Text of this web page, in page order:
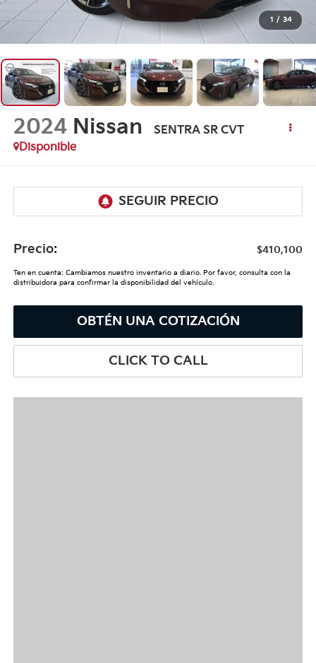
1 / 34
2024 Nissan
SENTRA SR CVT
Disponible
Precio: $410,100
Ten en cuenta: Cambiamos nuestro inventario a diario. Por favor, consulta con la
distribuidora para confirmar la disponibilidad del vehículo.
OBTÉN UNA COTIZACIÓN
CLICK TO CALL